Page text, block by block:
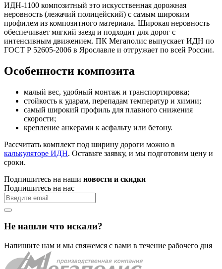
ИДН-1100 композитный это искусственная дорожная
неровность (лежачий полицейский) с самым широким
профилем из композитного материала. Широкая неровность
обеспечивает мягкий заезд и подходит для дорог с
интенсивным движением. ПК Мегаполис выпускает ИДН по
ГОСТ Р 52605-2006 в Ярославле и отгружает по всей России.
Особенности композита
малый вес, удобный монтаж и транспортировка;
стойкость к ударам, перепадам температур и химии;
самый широкий профиль для плавного снижения
скорости;
крепление анкерами к асфальту или бетону.
Рассчитать комплект под ширину дороги можно в
калькуляторе ИДН. Оставьте заявку, и мы подготовим цену и
сроки.
Подпишитесь на наши новости и скидки
Подпишитесь на нас
Не нашли что искали?
Напишите нам и мы свяжемся с вами в течение рабочего дня